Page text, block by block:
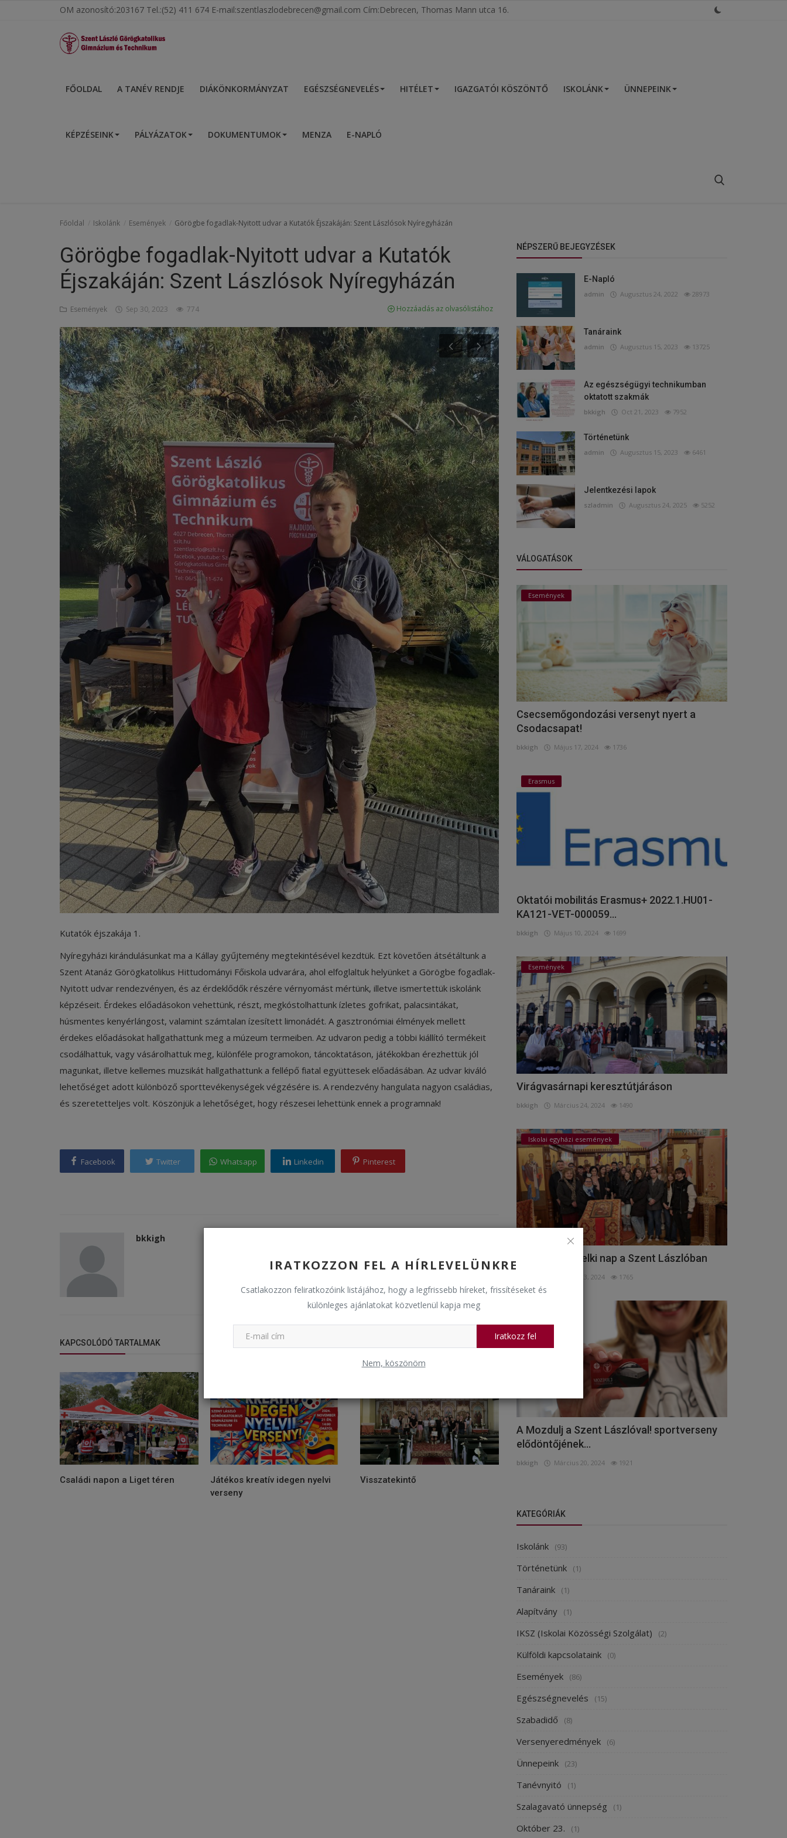
OM azonosító:203167 Tel.:(52) 411 674 E-mail:szentlaszlodebrecen@gmail.com Cím:Debrecen, Thomas Mann utca 16.
FŐOLDAL A TANÉV RENDJE DIÁKÖNKORMÁNYZAT EGÉSZSÉGNEVELÉS HITÉLET IGAZGATÓI KÖSZÖNTŐ ISKOLÁNK ÜNNEPEINK
KÉPZÉSEINK PÁLYÁZATOK DOKUMENTUMOK MENZA E-NAPLÓ
Diákönkormányzat
Dokumentumok
OM azonosító:203167 Tel.:(52)
mail:szentlaszlodebrecen@gmail.c
om Cím:Debrecen, Thomas Mann
IRATKOZZON FEL A HÍRLEVELÜNKRE
Csatlakozzon feliratkozóink listájához, hogy a legfrissebb híreket, frissítéseket és
különleges ajánlatokat közvetlenül kapja meg
Iratkozz fel
Nem, köszönöm
Főoldal Iskolánk Események Görögbe fogadlak-Nyitott udvar a Kutatók Éjszakáján: Szent Lászlósok Nyíregyházán
Görögbe fogadlak-Nyitott udvar a Kutatók
Éjszakáján: Szent Lászlósok Nyíregyházán
Események Sep 30, 2023 774 Hozzáadás az olvasólistához
Kutatók éjszakája 1.
Nyíregyházi kirándulásunkat ma a Kállay gyűjtemény megtekintésével kezdtük. Ezt követően átsétáltunk a
Szent Atanáz Görögkatolikus Hittudományi Főiskola udvarára, ahol elfoglaltuk helyünket a Görögbe fogadlak-
Nyitott udvar rendezvényen, és az érdeklődők részére vérnyomást mértünk, illetve ismertettük iskolánk
képzéseit. Érdekes előadásokon vehettünk, részt, megkóstolhattunk ízletes gofrikat, palacsintákat,
húsmentes kenyérlángost, valamint számtalan ízesített limonádét. A gasztronómiai élmények mellett
érdekes előadásokat hallgathattunk meg a múzeum termeiben. Az udvaron pedig a többi kiállító termékeit
csodálhattuk, vagy vásárolhattuk meg, különféle programokon, táncoktatáson, játékokban érezhettük jól
magunkat, illetve kellemes muzsikát hallgathattunk a fellépő fiatal együttesek előadásában. Az udvar kiváló
lehetőséget adott különböző sporttevékenységek végzésére is. A rendezvény hangulata nagyon családias,
és szeretetteljes volt. Köszönjük a lehetőséget, hogy részesei lehettünk ennek a programnak!
Facebook Twitter Whatsapp Linkedin Pinterest
bkkigh
KAPCSOLÓDÓ TARTALMAK
Családi napon a Liget téren
Játékos kreatív idegen nyelvi
verseny
Visszatekintő
NÉPSZERŰ BEJEGYZÉSEK
E-Napló
admin Augusztus 24, 2022 28973
Tanáraink
admin Augusztus 15, 2023 13725
Az egészségügyi technikumban
oktatott szakmák
bkkigh Oct 21, 2023 7952
Történetünk
admin Augusztus 15, 2023 6461
Jelentkezési lapok
szladmin Augusztus 24, 2025 5252
VÁLOGATÁSOK
Események
Csecsemőgondozási versenyt nyert a
Csodacsapat!
bkkigh Május 17, 2024 1736
Erasmus
Oktatói mobilitás Erasmus+ 2022.1.HU01-
KA121-VET-000059...
bkkigh Május 10, 2024 1699
Események
Virágvasárnapi keresztútjáráson
bkkigh Március 24, 2024 1490
Iskolai egyházi események
Húsvét előtti lelki nap a Szent Lászlóban
Március 23, 2024 1765
A Mozdulj a Szent Lászlóval! sportverseny
elődöntőjének...
bkkigh Március 20, 2024 1921
KATEGÓRIÁK
Iskolánk (93)
Történetünk (1)
Tanáraink (1)
Alapítvány (1)
IKSZ (Iskolai Közösségi Szolgálat) (2)
Külföldi kapcsolataink (0)
Események (86)
Egészségnevelés (15)
Szabadidő (8)
Versenyeredmények (6)
Ünnepeink (23)
Tanévnyitó (1)
Szalagavató ünnepség (1)
Október 23. (1)